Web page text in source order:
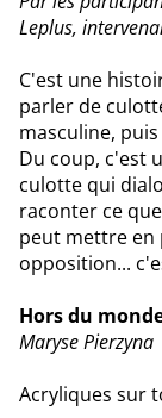
Leplus,
C'est une
parler de
masculine,
Du coup, c'est
culotte qui
raconter ce
peut mettre en
opposition...
Hors du
Maryse Pierzyna
Acryliques sur